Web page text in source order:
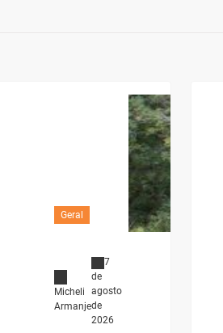
Geral
Micheli
Armanje
7
de
agosto
de
2026